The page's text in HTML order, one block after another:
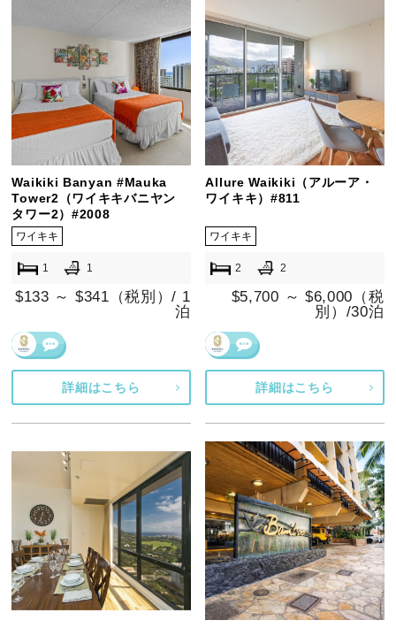
Waikiki Banyan #Mauka
Tower2（ワイキキバニヤン
タワー2）#2008
ワイキキ
1 1
$133 ～ $341（税別）/ 1
泊
詳細はこちら
Allure Waikiki（アルーア・
ワイキキ）#811
ワイキキ
2 2
$5,700 ～ $6,000（税
別）/30泊
詳細はこちら